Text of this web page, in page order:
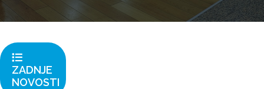
ZADNJE
NOVOSTI